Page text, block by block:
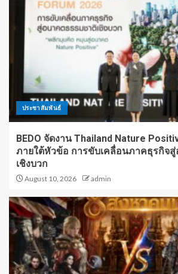
ประชาสัมพันธ์
BEDO จัดงาน Thailand Nature
ภายใต้หัวข้อ การขับเคลื่อนภาคธุรกิจ
เชิงบวก
August 10, 2026 admin